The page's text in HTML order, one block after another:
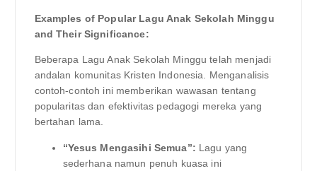
Examples of Popular Lagu Anak Sekolah Minggu
and Their Significance:
Beberapa Lagu Anak Sekolah Minggu telah menjadi
andalan komunitas Kristen Indonesia. Menganalisis
contoh-contoh ini memberikan wawasan tentang
popularitas dan efektivitas pedagogi mereka yang
bertahan lama.
“Yesus Mengasihi Semua”: Lagu yang
sederhana namun penuh kuasa ini